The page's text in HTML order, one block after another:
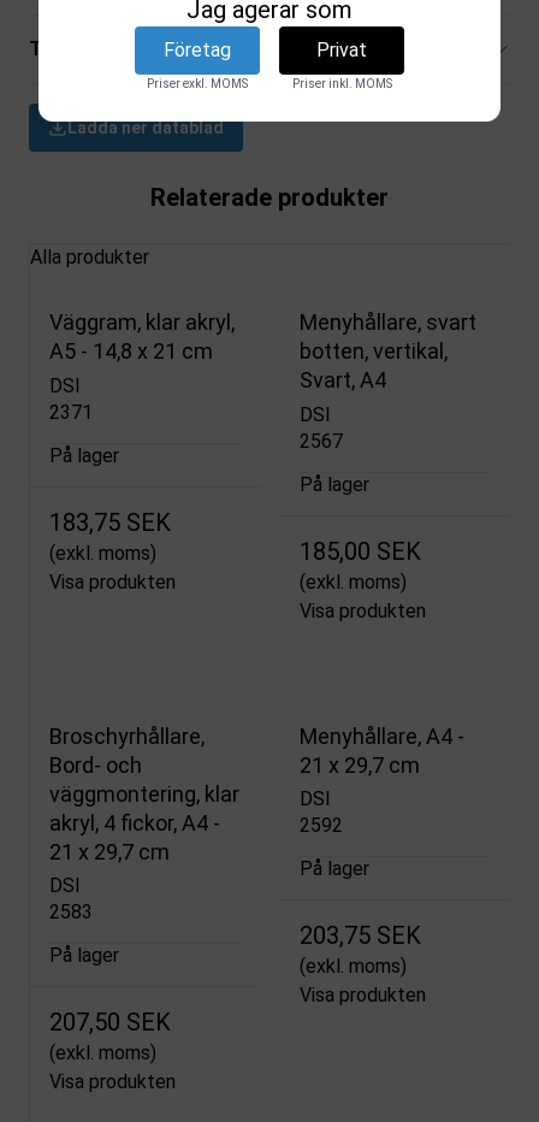
Tekniska specifikationer
Ladda ner datablad
Relaterade produkter
Alla produkter
Väggram, klar akryl,
A5 - 14,8 x 21 cm
DSI
2371
På lager
183,75 SEK
(exkl. moms)
Visa produkten
Menyhållare, svart
botten, vertikal,
Svart, A4
DSI
2567
På lager
185,00 SEK
(exkl. moms)
Visa produkten
Broschyrhållare,
Bord- och
väggmontering, klar
akryl, 4 fickor, A4 -
21 x 29,7 cm
DSI
2583
På lager
207,50 SEK
(exkl. moms)
Visa produkten
Menyhållare, A4 -
21 x 29,7 cm
DSI
2592
På lager
203,75 SEK
(exkl. moms)
Visa produkten
Jag agerar som
Företag
Priser exkl. MOMS
Privat
Priser inkl. MOMS